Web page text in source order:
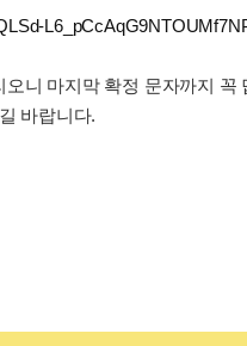
니 마지막 확정 문자까지
바랍니다.